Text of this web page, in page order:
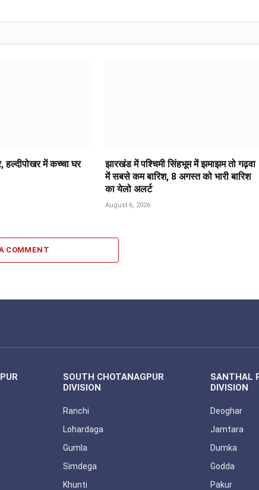
हल्दीपोखर में कच्चा घर
झारखंड में पश्चिमी सिंहभूम में झमाझम तो गढ़वा
में सबसे कम बारिश, 8 अगस्त को भारी बारिश
का येलो अलर्ट
August 6, 2026
COMMENT
SOUTH CHOTANAGPUR
DIVISION
Ranchi
Lohardaga
Gumla
Simdega
Khunti
SANTHAL
DIVISION
Deoghar
Jamtara
Dumka
Godda
Pakur